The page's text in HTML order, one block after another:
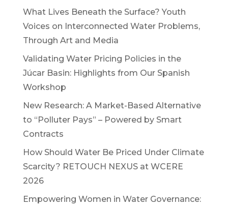
What Lives Beneath the Surface? Youth
Voices on Interconnected Water Problems,
Through Art and Media
Validating Water Pricing Policies in the
Júcar Basin: Highlights from Our Spanish
Workshop
New Research: A Market-Based Alternative
to “Polluter Pays” – Powered by Smart
Contracts
How Should Water Be Priced Under Climate
Scarcity? RETOUCH NEXUS at WCERE
2026
Empowering Women in Water Governance: